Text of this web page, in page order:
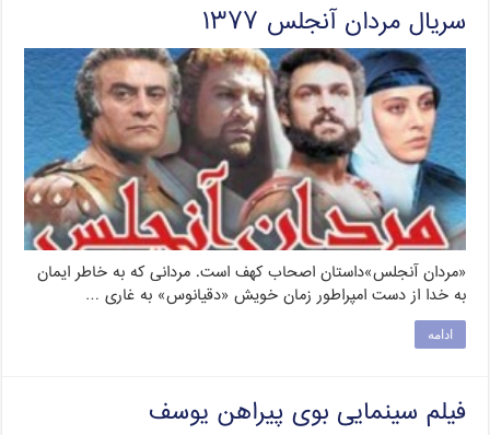
سریال مردان آنجلس ۱۳۷۷
«مردان آنجلس»داستان اصحاب کهف است. مردانی که به خاطر ایمان
به خدا از دست امپراطور زمان خویش «دقیانوس» به غاری …
ادامه
فیلم سینمایی بوی پیراهن یوسف